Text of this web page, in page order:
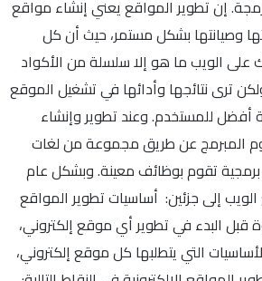
إن تطوير المواقع يعني إنشاء مواقع
وصيانتها بشكل مستمر، حيث أن كل
على الويب ما هو إلا سلسلة من الأكواد
ولكن ترى نتائجها وأدائها في تشغيل الموقع
للمستخدم. وعند تطوير وإنشاء
المبرمج عن طريق مجموعة من لغات
برمجية تقوم بوظائف معينة. وبشكل عام
إلى جزئين: أساسيات تطوير المواقع
قبل البدء في تطوير أي موقع إلكتروني،
التي يتطلبها كل موقع إلكتروني،